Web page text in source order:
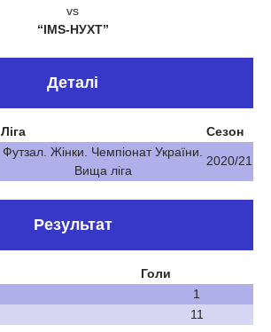
vs
“IMS-НУХТ”
Деталі
Ліга
Сезон
Футзал. Жінки. Чемпіонат України.
Вища ліга
2020/21
Результат
Голи
1
11